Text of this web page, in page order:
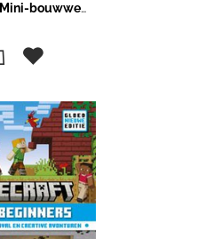
Minecraft Mini-bouwwerken